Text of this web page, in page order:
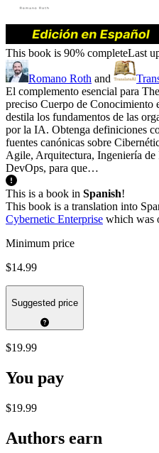
This book is 90% completeLast
Romano Roth and
El complemento esencial para
preciso Cuerpo de Conocimiento
destila los fundamentos de las
por la IA. Obtenga definiciones
fuentes canónicas sobre
Agile, Arquitectura, Ingeniería
DevOps, para que…
This is a book in Spanish!
This book is a translation into
Cybernetic Enterprise which was
Minimum price
$14.99
Suggested price
$19.99
You pay
$19.99
Authors earn